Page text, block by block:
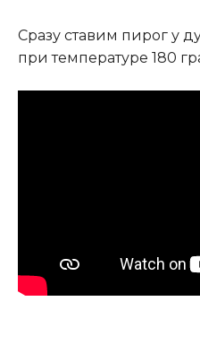
Сразу ставим пирог у
при температуре 180